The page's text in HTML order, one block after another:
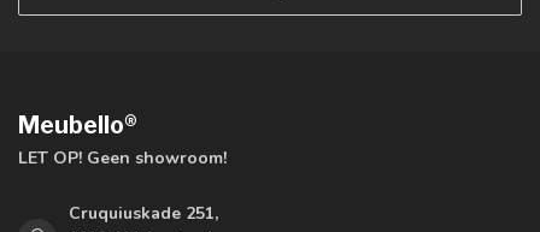
Meubello®
LET OP! Geen showroom!
Cruquiuskade 251,